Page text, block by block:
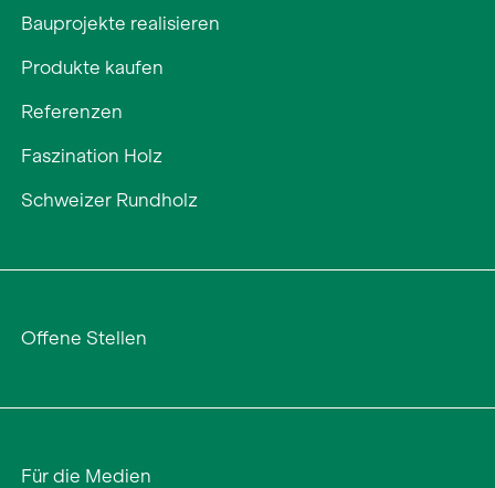
Bauprojekte realisieren
Produkte kaufen
Referenzen
Faszination Holz
Schweizer Rundholz
Offene Stellen
Für die Medien